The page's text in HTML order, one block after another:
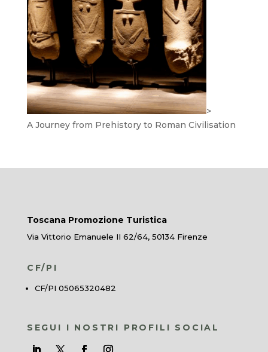
A Journey from Prehistory to Roman Civilisation
>
Toscana Promozione Turistica
Via Vittorio Emanuele II 62/64, 50134 Firenze
CF/PI
CF/PI 05065320482
SEGUI I NOSTRI PROFILI SOCIAL